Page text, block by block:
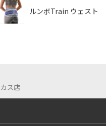
ルンボTrain ウェスト
ス店